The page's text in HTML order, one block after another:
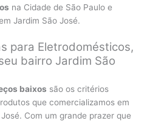
na Cidade de São Paulo e
Jardim São José.
para Eletrodomésticos,
bairro Jardim São
baixos são os critérios
que comercializamos em
Com um grande prazer que